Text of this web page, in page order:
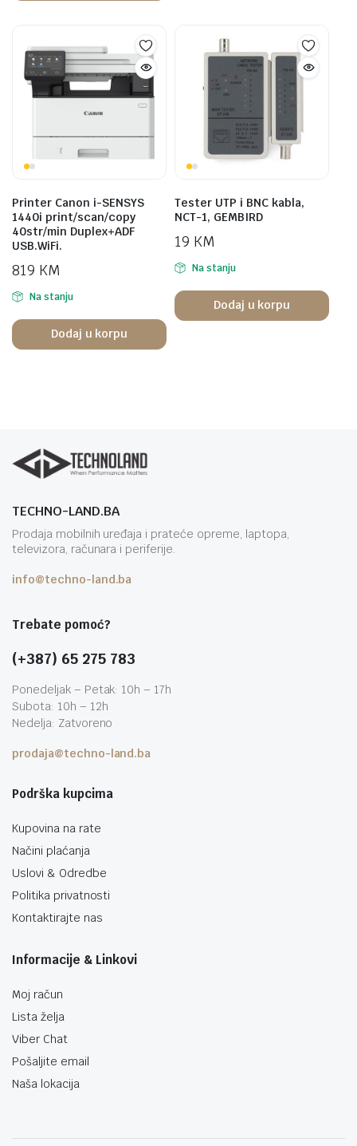
Printer Canon i-SENSYS
1440i print/scan/copy
40str/min Duplex+ADF
USB.WiFi.
819 KM
Na stanju
Dodaj u korpu
Tester UTP i BNC kabla,
NCT-1, GEMBIRD
19 KM
Na stanju
Dodaj u korpu
TECHNO-LAND.BA
Prodaja mobilnih uređaja i prateće opreme, laptopa,
televizora, računara i periferije.
info@techno-land.ba
Trebate pomoć?
(+387) 65 275 783
Ponedeljak – Petak: 10h – 17h
Subota: 10h – 12h
Nedelja: Zatvoreno
prodaja@techno-land.ba
Podrška kupcima
Kupovina na rate
Načini plaćanja
Uslovi & Odredbe
Politika privatnosti
Kontaktirajte nas
Informacije & Linkovi
Moj račun
Lista želja
Viber Chat
Pošaljite email
Naša lokacija